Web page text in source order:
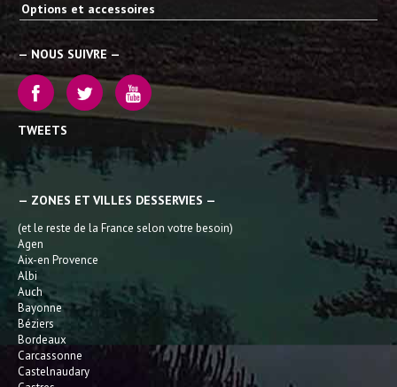
Options et accessoires
— NOUS SUIVRE —
TWEETS
— ZONES ET VILLES DESSERVIES —
(et le reste de la France selon votre besoin)
Agen
Aix-en Provence
Albi
Auch
Bayonne
Béziers
Bordeaux
Carcassonne
Castelnaudary